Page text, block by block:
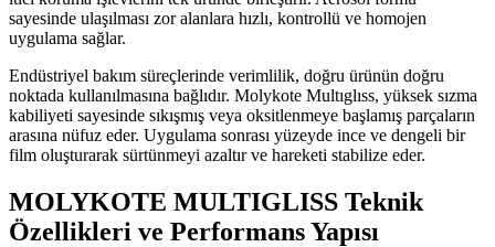
sayesinde ulaşılması zor alanlara hızlı, kontrollü ve homojen
uygulama sağlar.
Endüstriyel bakım süreçlerinde verimlilik, doğru ürünün doğru
noktada kullanılmasına bağlıdır. Molykote Multıglıss, yüksek sızma
kabiliyeti sayesinde sıkışmış veya oksitlenmeye başlamış parçaların
arasına nüfuz eder. Uygulama sonrası yüzeyde ince ve dengeli bir
film oluşturarak sürtünmeyi azaltır ve hareketi stabilize eder.
MOLYKOTE MULTIGLISS Teknik
Özellikleri ve Performans Yapısı